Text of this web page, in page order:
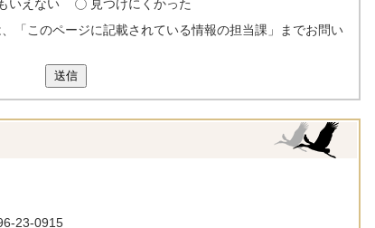
いえない
見つけにくかった
「このページに記載されている情報の担当課」までお問い
送信
23-0915